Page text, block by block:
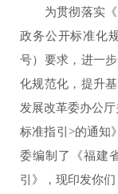
为贯彻落实《
政务公开标准化
号）要求，进一
化规范化，提升
发展改革委办公
标准指引>的通知
委编制了《福建
引》，现印发你们